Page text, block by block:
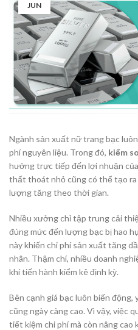
JUN
Ngành sản xuất nữ trang bạc
phí nguyên liệu. Trong đó, kiểm
hưởng trực tiếp đến lợi nhuận
thất thoát nhỏ cũng có thể tạo
lượng tăng theo thời gian.
Nhiều xưởng chỉ tập trung cải
đúng mức đến lượng bạc bị hao
này khiến chi phí sản xuất tăng
nhân. Thậm chí, nhiều doanh
khi tiến hành kiểm kê định kỳ.
Bên cạnh giá bạc luôn biến
cũng ngày càng cao. Vì vậy, việc
tiết kiệm chi phí mà còn nâng cao